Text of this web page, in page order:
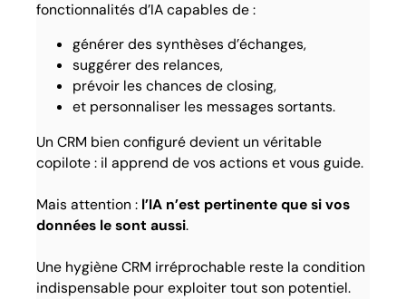
fonctionnalités d’IA capables de :
générer des synthèses d’échanges,
suggérer des relances,
prévoir les chances de closing,
et personnaliser les messages sortants.
Un CRM bien configuré devient un véritable
copilote : il apprend de vos actions et vous guide.
Mais attention : l’IA n’est pertinente que si vos
données le sont aussi.
Une hygiène CRM irréprochable reste la condition
indispensable pour exploiter tout son potentiel.